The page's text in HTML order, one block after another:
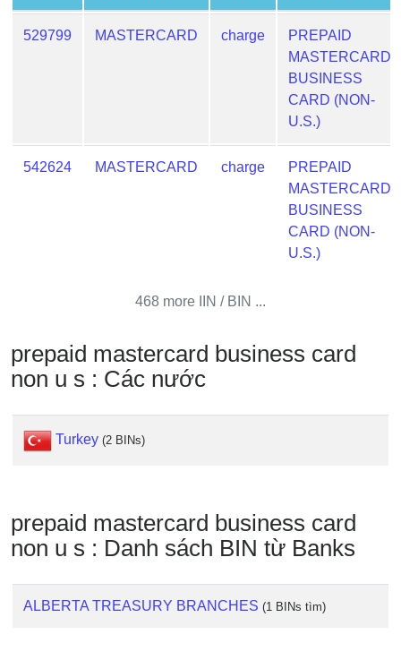
Generate
Credit
Card
Checker
?
IP
IP
BIN
Validator
529799 MASTERCARD charge
PREPAID
MASTERCARD
BUSINESS
CARD (NON-
U.S.)
542624 MASTERCARD charge
PREPAID
MASTERCARD
BUSINESS
CARD (NON-
U.S.)
468 more IIN / BIN ...
prepaid mastercard business card
non u s : Các nước
Turkey (2 BINs)
prepaid mastercard business card
non u s : Danh sách BIN từ Banks
ALBERTA TREASURY BRANCHES (1 BINs tìm)